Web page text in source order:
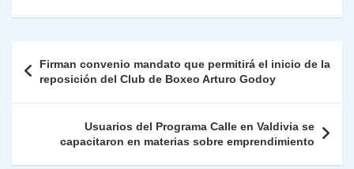
s
p
p
gr
m
e
o
o
k
er e
n
y
n
k
l
l
nt
ie
n
y
m
ar
tir
de
entradas
Firman convenio mandato que permitirá el inicio de la
reposición del Club de Boxeo Arturo Godoy
Usuarios del Programa Calle en Valdivia se
capacitaron en materias sobre emprendimiento